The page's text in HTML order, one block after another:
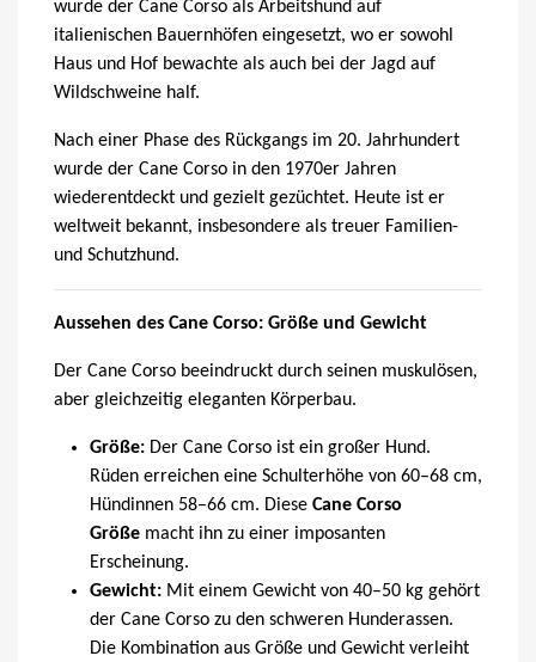
wurde der Cane Corso als Arbeitshund auf
italienischen Bauernhöfen eingesetzt, wo er sowohl
Haus und Hof bewachte als auch bei der Jagd auf
Wildschweine half.
Nach einer Phase des Rückgangs im 20. Jahrhundert
wurde der Cane Corso in den 1970er Jahren
wiederentdeckt und gezielt gezüchtet. Heute ist er
weltweit bekannt, insbesondere als treuer Familien-
und Schutzhund.
Aussehen des Cane Corso: Größe und Gewicht
Der Cane Corso beeindruckt durch seinen muskulösen,
aber gleichzeitig eleganten Körperbau.
Größe: Der Cane Corso ist ein großer Hund.
Rüden erreichen eine Schulterhöhe von 60–68 cm,
Hündinnen 58–66 cm. Diese Cane Corso
Größe macht ihn zu einer imposanten
Erscheinung.
Gewicht: Mit einem Gewicht von 40–50 kg gehört
der Cane Corso zu den schweren Hunderassen.
Die Kombination aus Größe und Gewicht verleiht